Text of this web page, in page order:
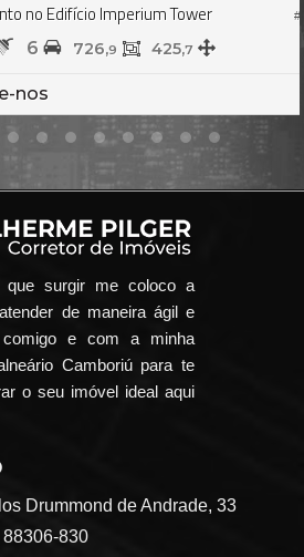
Imperium Tower
726, 9 425, 7
que surgir me coloco a
de maneira ágil e
comigo e com a minha
Camboriú para te
o seu imóvel ideal aqui
Drummond de Andrade, 33
88306-830